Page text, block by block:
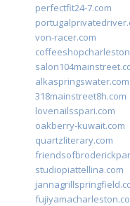
perfectfit24-7.com
von-racer.com
alkaspringswater.com
318mainstreet8h.com
lovenailsspari.com
oakberry-kuwait.com
quartzliterary.com
studiopiattellina.com